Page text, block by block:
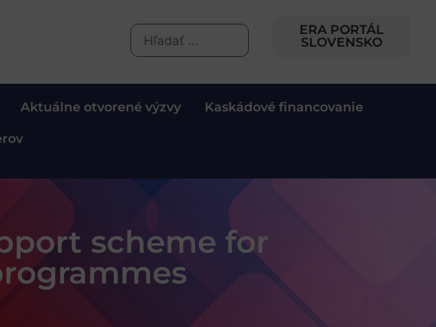
ERA PORTÁL
SLOVENSKO
Aktuálne otvorené výzvy Kaskádové financovanie
scheme for